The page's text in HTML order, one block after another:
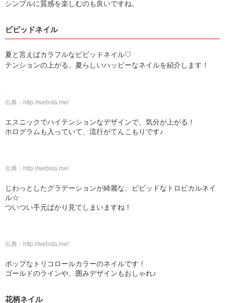
シンプルに質感を楽しむのも良いですね。
ビビッドネイル
夏と言えばカラフルなビビッドネイル♡
テンションの上がる、夏らしいハッピーなネイルを紹介します！
出典： http://websta.me/
エスニックでハイテンションなデザインで、気分が上がる！
ホログラムも入っていて、流行がてんこもりです♪
出典： http://websta.me/
じわっとしたグラデーションが綺麗な、ビビッドなトロピカルネイ
ル☆
ついつい手元ばかり見てしまいますね！
出典： http://websta.me/
ポップなトリコロールカラーのネイルです！
ゴールドのラインや、囲みデザインもおしゃれ♪
花柄ネイル